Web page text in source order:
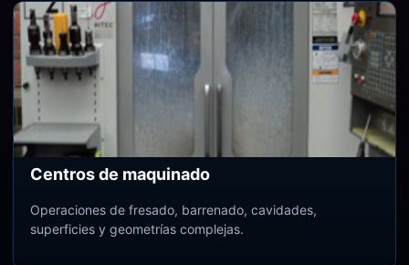
Centros de maquinado
Operaciones de fresado, barrenado, cavidades,
superficies y geometrías complejas.